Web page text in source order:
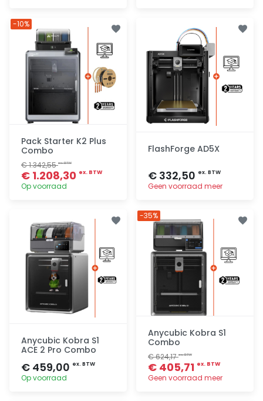
Pack Starter K2 Plus
Combo
€ 1.342,55ex. BTW
€ 1.208,30 ex. BTW
Op voorraad
-10%
FlashForge AD5X
€ 332,50 ex. BTW
Geen voorraad meer
Anycubic Kobra S1
ACE 2 Pro Combo
€ 459,00 ex. BTW
Op voorraad
Anycubic Kobra S1
Combo
€ 624,17ex. BTW
€ 405,71 ex. BTW
Geen voorraad meer
-35%